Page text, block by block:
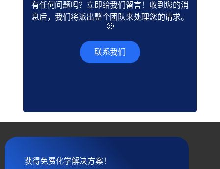
有任何问题吗？立即给我们留言！收到您的消
息后，我们将派出整个团队来处理您的请求。
🙂
联系我们
获得免费化学解决方案！